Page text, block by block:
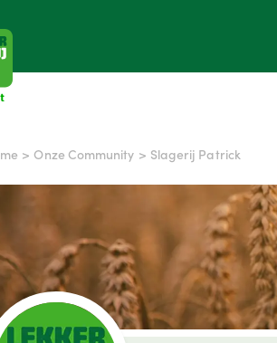
> Onze Community > Slagerij Patrick